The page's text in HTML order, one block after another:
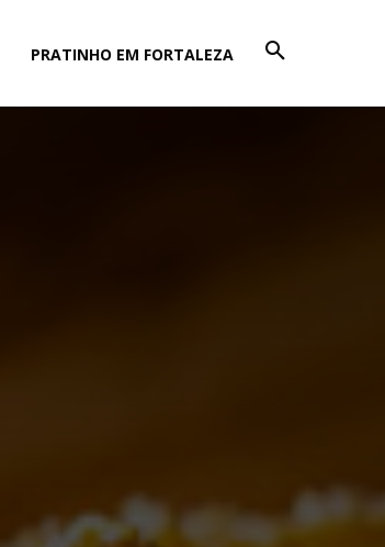
PRATINHO EM FORTALEZA